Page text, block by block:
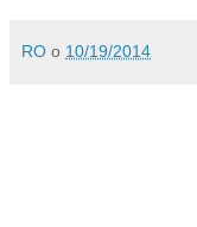
RO o 10/19/2014